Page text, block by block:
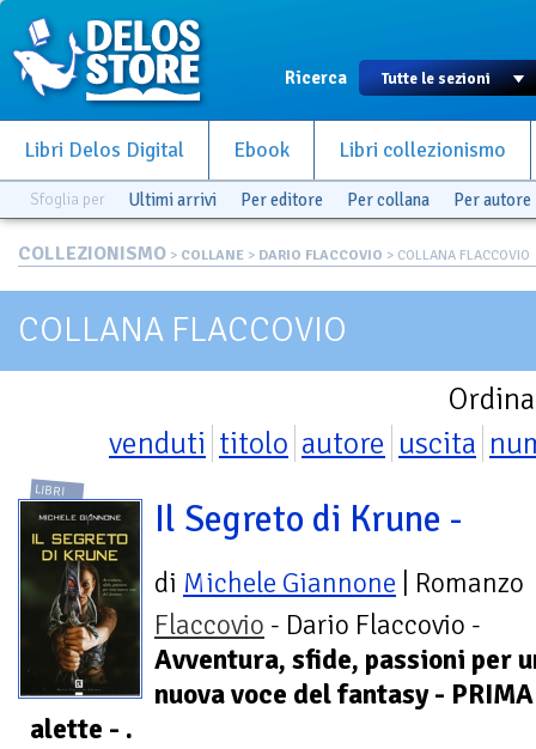
Ricerca
Libri Delos Digital Ebook Libri collezionismo
Sfoglia per Ultimi arrivi Per editore Per collana Per autore
COLLEZIONISMO > COLLANE > DARIO FLACCOVIO > COLLANA FLACCOVIO
COLLANA FLACCOVIO
venduti titolo autore uscita
LIBRI
Il Segreto di Krune -
di Michele Giannone | Romanzo
Flaccovio - Dario Flaccovio -
Avventura, sfide, passioni per
nuova voce del fantasy -
alette - .